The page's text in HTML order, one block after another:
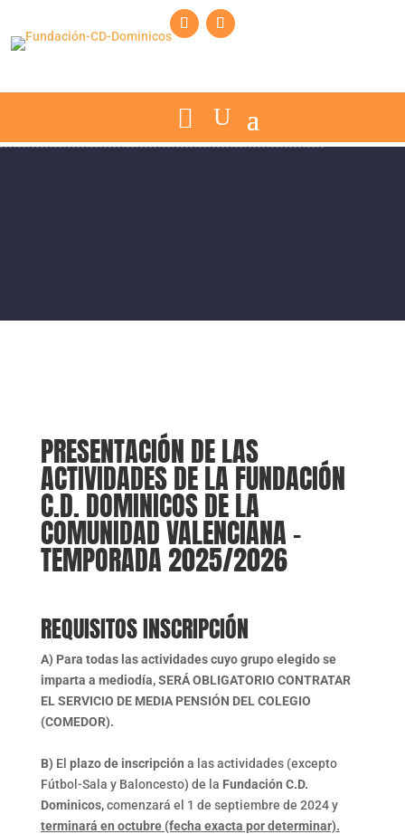
PRESENTACIÓN DE LAS
ACTIVIDADES DE LA FUNDACIÓN
C.D. DOMINICOS DE LA
COMUNIDAD VALENCIANA –
TEMPORADA 2025/2026
REQUISITOS INSCRIPCIÓN
A) Para todas las actividades cuyo grupo elegido se
imparta a mediodía,SERÁ OBLIGATORIO CONTRATAR
EL SERVICIO DE MEDIA PENSIÓN DEL COLEGIO
(COMEDOR).
B) El plazo de inscripción a las actividades (excepto
Fútbol-Sala y Baloncesto) de la Fundación C.D.
Dominicos,comenzará el 1 de septiembre de 2024 y
terminará en octubre (fecha exacta por determinar).